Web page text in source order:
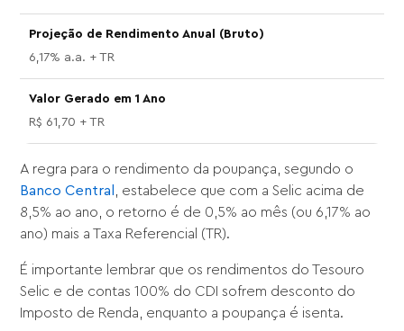
6,17% a.a. + TR
R$ 61,70 + TR
A regra para o rendimento da poupança, segundo o
Banco Central
, estabelece que com a Selic acima de
8,5% ao ano, o retorno é de 0,5% ao mês (ou 6,17% ao
ano) mais a Taxa Referencial (TR).
É importante lembrar que os rendimentos do Tesouro
Selic e de contas 100% do CDI sofrem desconto do
Imposto de Renda, enquanto a poupança é isenta.